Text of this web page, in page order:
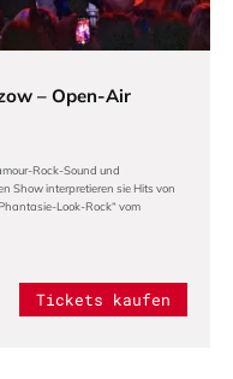
– Open-Air
Rock-Sound und
Show interpretieren sie Hits von
Look-Rock“ vom
Tickets kaufen